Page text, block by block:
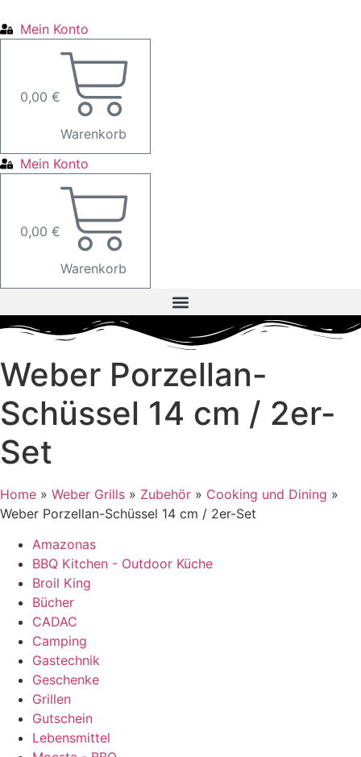
InhaltMein Konto
0,00 €
Warenkorb
Mein Konto
0,00 €
Warenkorb
Weber Porzellan-
Schüssel 14 cm / 2er-
Set
Home » Weber Grills » Zubehör » Cooking und Dining »
Weber Porzellan-Schüssel 14 cm / 2er-Set
Amazonas
BBQ Kitchen - Outdoor Küche
Broil King
Bücher
CADAC
Camping
Gastechnik
Geschenke
Grillen
Gutschein
Lebensmittel